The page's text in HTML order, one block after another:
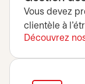
Vous devez
clientèle à
Découvrez